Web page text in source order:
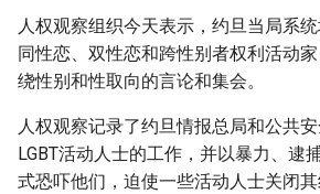
人权观察组织今天表示，约旦当局系
同性恋、双性恋和跨性别者权利活动
绕性别和性取向的言论和集会。
人权观察记录了约旦情报总局和公共
LGBT活动人士的工作，并以暴力、逮
式恐吓他们，迫使一些活动人士关闭其